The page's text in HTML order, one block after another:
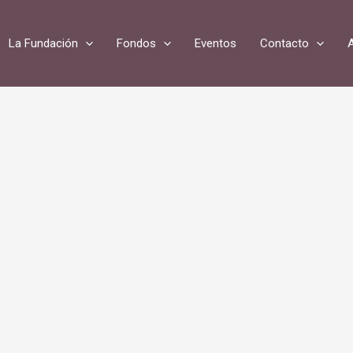
La Fundación Fondos Eventos Contacto